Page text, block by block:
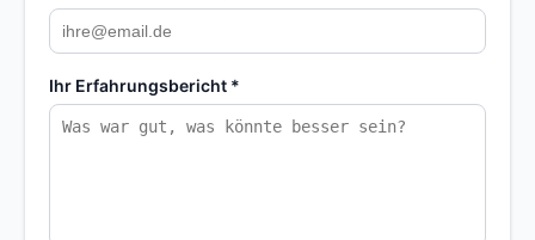
Ihr Erfahrungsbericht *